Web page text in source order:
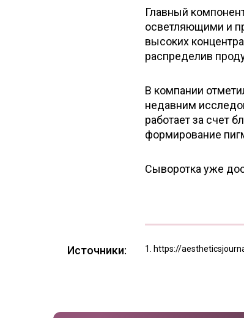
Главный
осветляющими и
высоких
распределив
В компании
недавним
работает за счет
формирование
Сыворотка уже
Источники: https://